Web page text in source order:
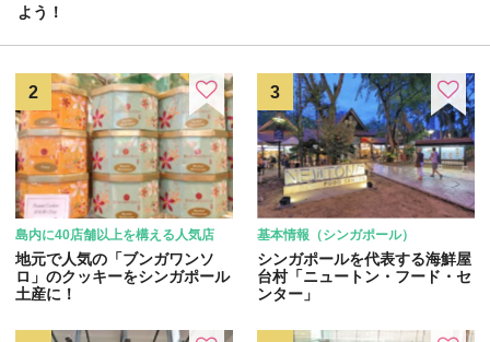
よう！
島内に40店舗以上を構える人気店
地元で人気の「ブンガワンソ
ロ」のクッキーをシンガポール
土産に！
基本情報（シンガポール）
シンガポールを代表する海鮮屋
台村「ニュートン・フード・セ
ンター」